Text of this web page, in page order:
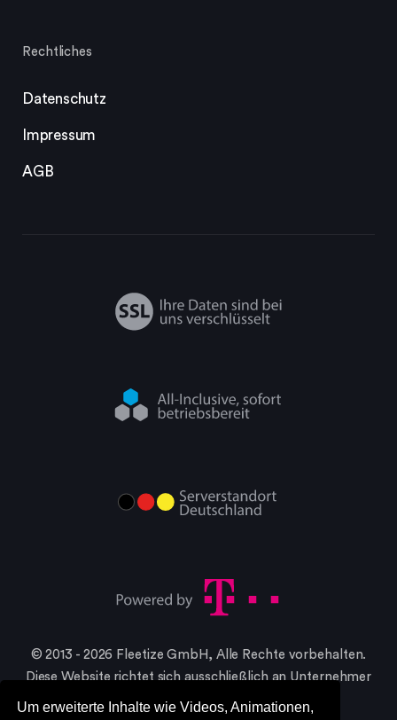
Um erweiterte Inhalte wie Videos, Animationen,
Rechtliches
Datenschutz
Impressum
AGB
© 2013 - 2026 Fleetize GmbH, Alle Rechte vorbehalten.
Diese Website richtet sich ausschließlich an Unternehmer
im Sinne §14 BGB